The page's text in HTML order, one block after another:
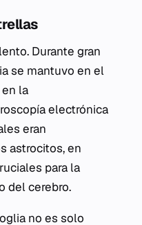
Durante gran
se mantuvo en el
la
electrónica
eran
astrocitos, en
para la
del cerebro.
no es solo